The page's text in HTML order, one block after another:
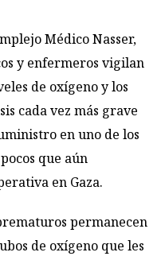
Médico Nasser,
y enfermeros vigilan
de oxígeno y los
cada vez más grave
en uno de los
que aún
en Gaza.
permanecen
de oxígeno que les